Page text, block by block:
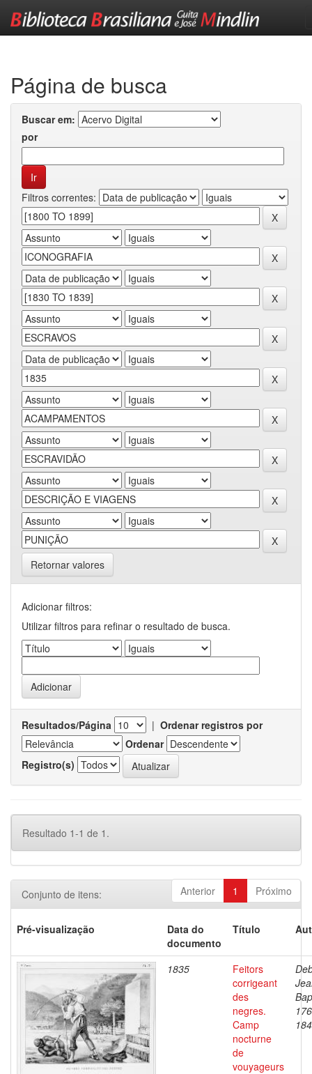
Página de busca
Buscar em:
por
Filtros correntes:
Retornar valores
Adicionar filtros:
Utilizar filtros para refinar o resultado de busca.
Resultados/Página | Ordenar registros por
Ordenar
Registro(s)
Resultado 1-1 de 1.
Anterior 1 Próximo
Conjunto de itens:
Pré-visualização
Data do
documento
Título
1835
Feitors
corrigeant
des
negres.
Camp
nocturne
de
vouyageurs